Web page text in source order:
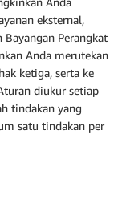
eksternal,
Perangkat
Anda merutekan
ketiga, serta ke
diukur setiap
tindakan yang
satu tindakan per